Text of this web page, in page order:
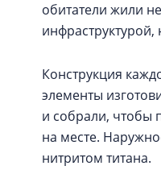
обитатели жили
инфраструктурой,
Конструкция
элементы
и собрали, чтобы
на месте.
нитритом титана.